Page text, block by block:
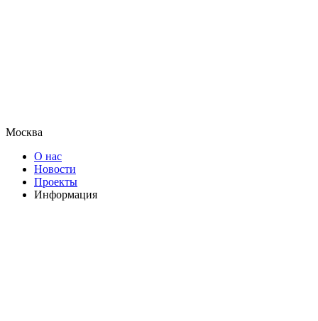
Москва
О нас
Новости
Проекты
Информация